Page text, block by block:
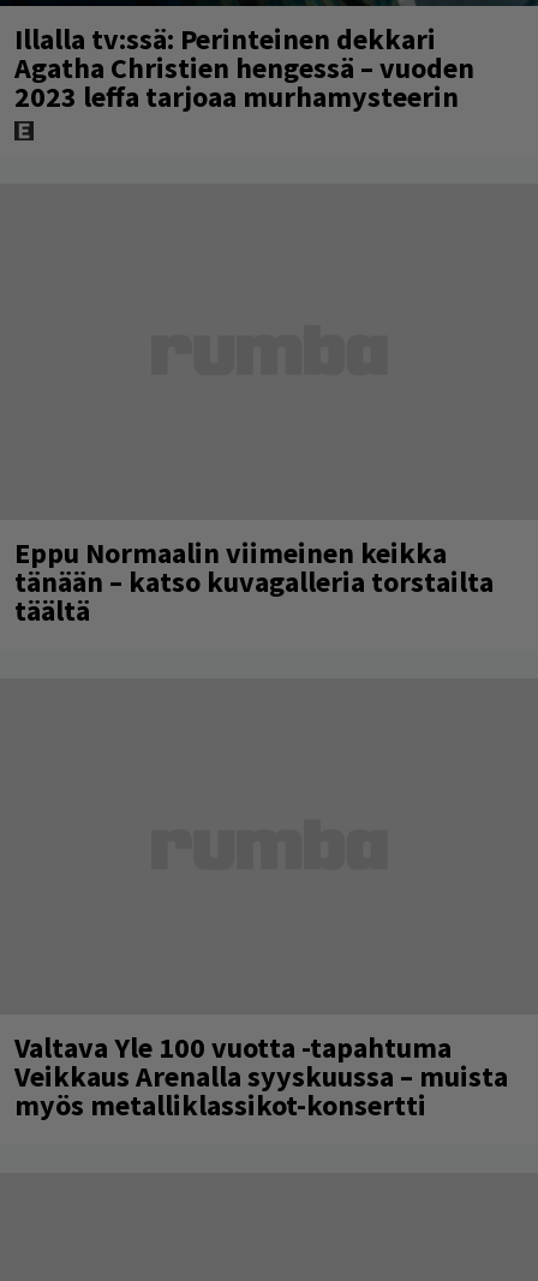
Illalla tv:ssä: Perinteinen dekkari
Agatha Christien hengessä – vuoden
2023 leffa tarjoaa murhamysteerin
Eppu Normaalin viimeinen keikka
tänään – katso kuvagalleria torstailta
täältä
Valtava Yle 100 vuotta -tapahtuma
Veikkaus Arenalla syyskuussa – muista
myös metalliklassikot-konsertti